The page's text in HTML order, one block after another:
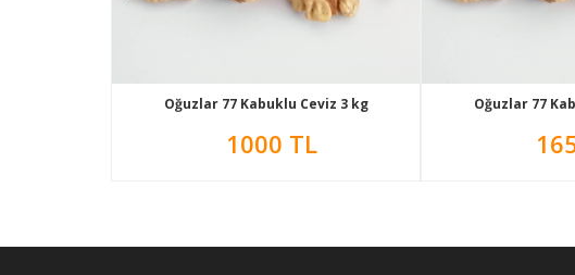
Oğuzlar 77 Kabuklu Ceviz 3 kg
1000 TL
Oğuzlar 77